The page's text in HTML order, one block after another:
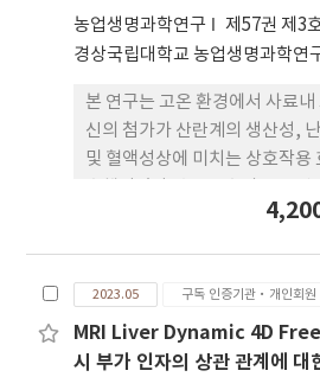
lower in the NAFLD group.
that the higher the total
Eating Index score, the
NAFLD. A reverse
between the NAFLD risk
total fruits, total
excluding Kimchi and
meat, fish, eggs and
Korea increase their intakes
vegetables, and foods
proper management of
농업생명과학연구 제57권 제3
경상국립대학교 농업생명과학연
본 연구는 고온 환경에서 사료
신의 첨가가 산란계의 생산성,
및 혈액성상에 미치는 상호작용
를 4처리 8반복으로 반복당 12
종 산란계의 요구량에 충족하거
었다. 사료 처리구는 2 × 2 요인
가지 수준의 트립토판(0 및
2023.05 구독 인증기관·개인회원
MRI Liver Dynamic 4D
시 부가 인자의 상관 관계에 대